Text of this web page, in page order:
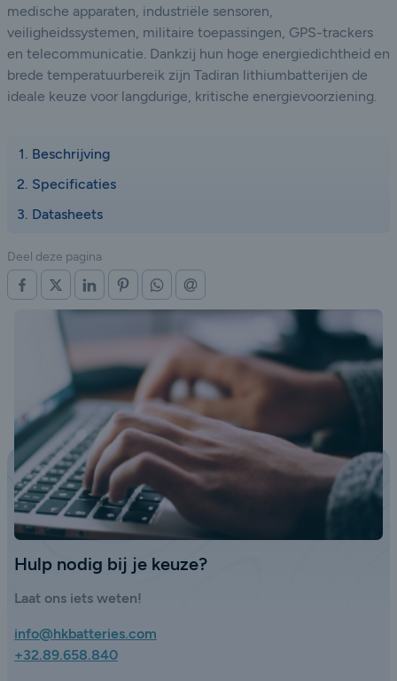
medische apparaten, industriële sensoren,
veiligheidssystemen, militaire toepassingen, GPS-trackers
en telecommunicatie. Dankzij hun hoge energiedichtheid en
brede temperatuurbereik zijn Tadiran lithiumbatterijen de
ideale keuze voor langdurige, kritische energievoorziening.
Beschrijving
Specificaties
Datasheets
Deel deze pagina
OP FACEBOOK
OP X (TWITTER)
OP LINKEDINOP PINTERESTOP WHATSAPP
Hulp nodig bij je keuze?
Laat ons iets weten!
info@hkbatteries.com
+32.89.658.840